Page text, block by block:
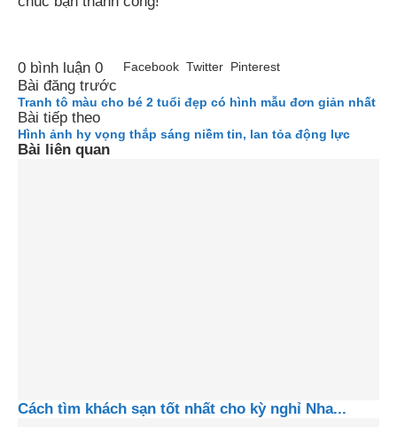
0 bình luận 0 Facebook Twitter Pinterest
Bài đăng trước
Tranh tô màu cho bé 2 tuổi đẹp có hình mẫu đơn giản nhất
Bài tiếp theo
Hình ảnh hy vọng thắp sáng niềm tin, lan tỏa động lực
Bài liên quan
Cách tìm khách sạn tốt nhất cho kỳ nghỉ Nha...